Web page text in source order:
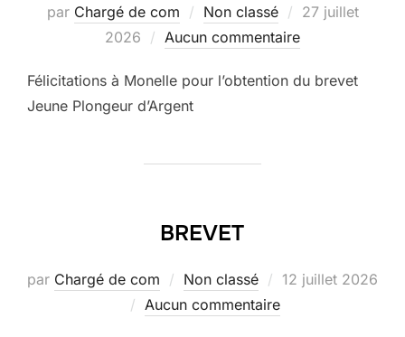
par Chargé de com Non classé
Publié
27 juillet
2026
Aucun commentaire
Félicitations à Monelle pour l’obtention du brevet
Jeune Plongeur d’Argent
BREVET
par Chargé de com Non classé
Publié
12 juillet 2026
Aucun commentaire